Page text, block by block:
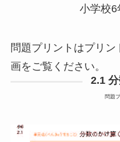
小学校6
問題プリントはプリ
画をご覧ください。
2.1
問題